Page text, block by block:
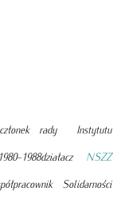
rady Instytutu
1988działacz NSZZ
Solidarności